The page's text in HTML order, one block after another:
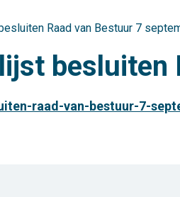
Raad van Bestuur 7
besluiten
raad-van-bestuur-7-